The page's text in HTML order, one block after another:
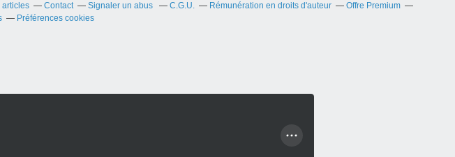
articles Contact Signaler un abus C.G.U. Rémunération en droits d'auteur
Offre Premium
Préférences cookies